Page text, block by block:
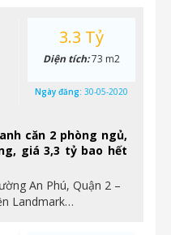
căn 2 phòng ngủ,
giá 3,3 tỷ bao hết
An Phú, Quận 2 –
Landmark…
3.3 Tỷ
Diện tích:73 m2
Ngày đăng: 30-05-2020